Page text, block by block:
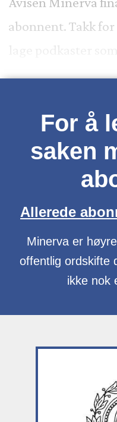
abonnent. Takk
For å
saken
Allerede
Minerva er
offentlig ordskifte
ikke nok